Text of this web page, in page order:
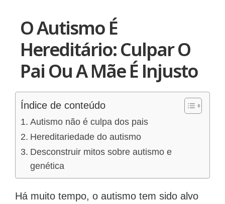
O Autismo É
Hereditário: Culpar O
Pai Ou A Mãe É Injusto
Índice de conteúdo
Autismo não é culpa dos pais
Hereditariedade do autismo
Desconstruir mitos sobre autismo e
genética
Há muito tempo, o autismo tem sido alvo